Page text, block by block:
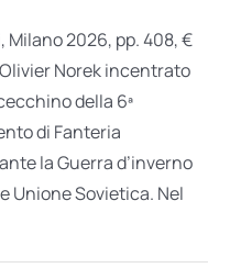
Milano 2026, pp. 408, €
Norek incentrato
della 6ª
di Fanteria
la Guerra d’inverno
Unione Sovietica. Nel